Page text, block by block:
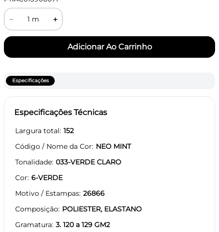
＋
－
Especificações
Especificações Técnicas
Largura total 152
Código / Nome da Cor NEO MINT
Tonalidade 033-VERDE CLARO
Cor 6-VERDE
Motivo / Estampas 26866
Composição POLIESTER, ELASTANO
Gramatura 3. 120 a 129 GM2